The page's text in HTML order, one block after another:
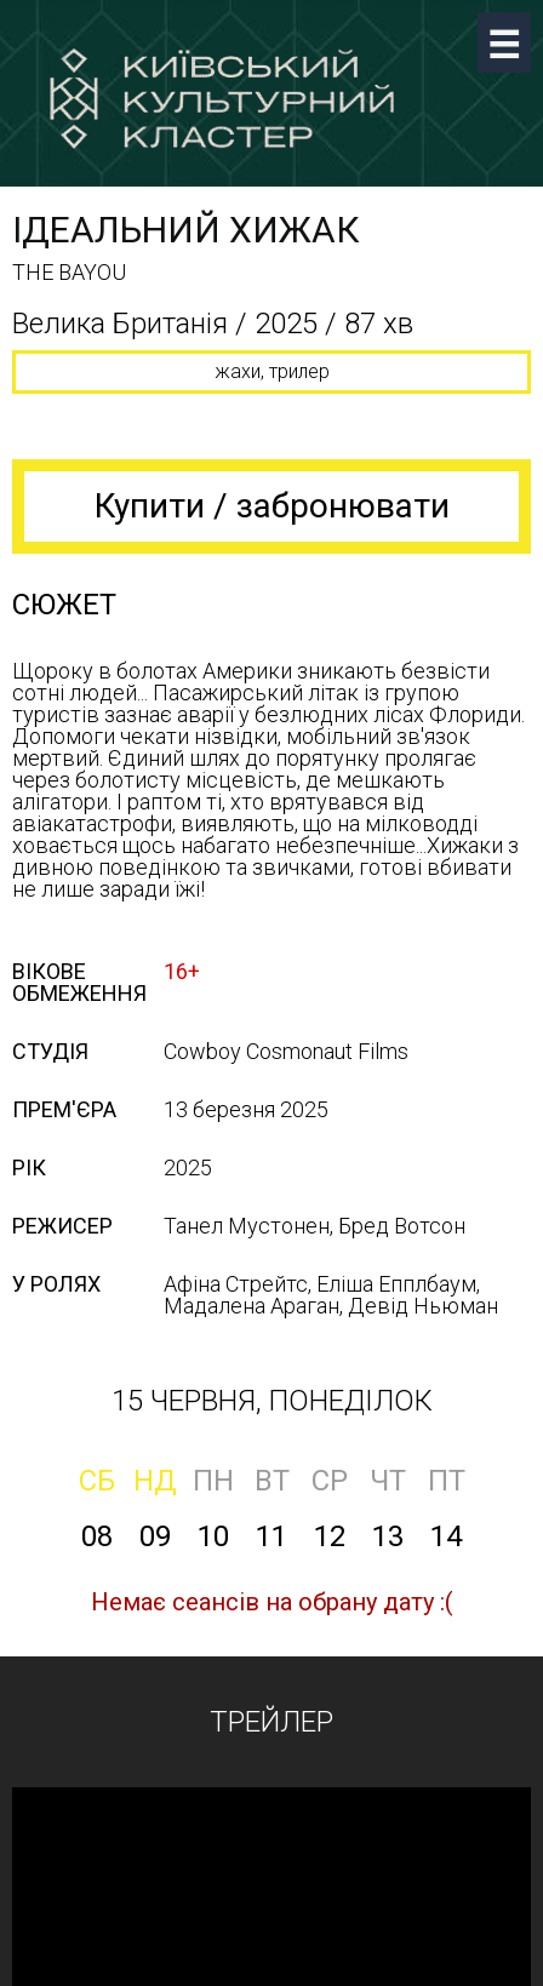
ІДЕАЛЬНИЙ ХИЖАК
THE BAYOU
Велика Британія / 2025 / 87 хв
жахи, трилер
Купити / забронювати
СЮЖЕТ
Щороку в болотах Америки зникають безвісти
сотні людей... Пасажирський літак із групою
туристів зазнає аварії у безлюдних лісах Флориди.
Допомоги чекати нізвідки, мобільний зв'язок
мертвий. Єдиний шлях до порятунку пролягає
через болотисту місцевість, де мешкають
алігатори. І раптом ті, хто врятувався від
авіакатастрофи, виявляють, що на мілководді
ховається щось набагато небезпечніше...Хижаки з
дивною поведінкою та звичками, готові вбивати
не лише заради їжі!
ВІКОВЕ
ОБМЕЖЕННЯ
16+
СТУДІЯ Cowboy Cosmonaut Films
ПРЕМ'ЄРА 13 березня 2025
РІК 2025
РЕЖИСЕР Танел Мустонен, Бред Вотсон
У РОЛЯХ
Афіна Стрейтс, Еліша Епплбаум,
Мадалена Араган, Девід Ньюман
15 ЧЕРВНЯ, ПОНЕДІЛОК
СБ НД ПН ВТ СР ЧТ
ПТ
08
09 10 11 12 13 14
Немає сеансів на обрану дату :(
ТРЕЙЛЕР